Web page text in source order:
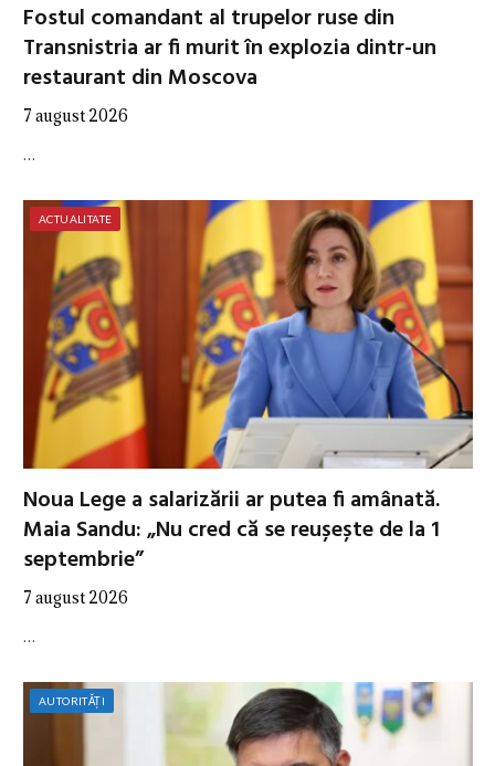
Fostul comandant al trupelor ruse din
Transnistria ar fi murit în explozia dintr-un
restaurant din Moscova
7 august 2026
…
ACTUALITATE
Noua Lege a salarizării ar putea fi amânată.
Maia Sandu: „Nu cred că se reușește de la 1
septembrie”
7 august 2026
…
AUTORITĂȚI